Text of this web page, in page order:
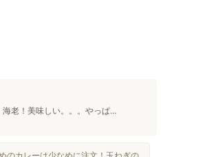
老！美味しい。。。やっぱ...